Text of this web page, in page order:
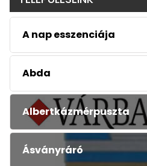
A nap esszenciája
Abda
Albertkázmérpuszta
Ásványráró